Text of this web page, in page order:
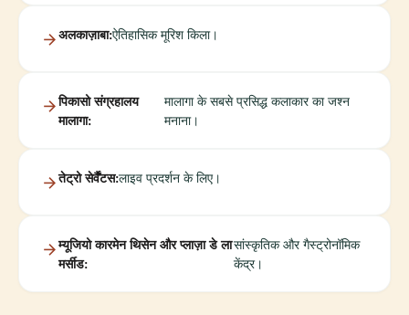
अलकाज़ाबा:ऐतिहासिक मूरिश किला।
पिकासो संग्रहालय
मालागा:
मालागा के सबसे प्रसिद्ध कलाकार का जश्न
मनाना।
तेट्रो सेर्वैंटस:लाइव प्रदर्शन के लिए।
म्यूजियो कारमेन थिसेन और प्लाज़ा डे ला
मर्सीड:
सांस्कृतिक और गैस्ट्रोनॉमिक
केंद्र।